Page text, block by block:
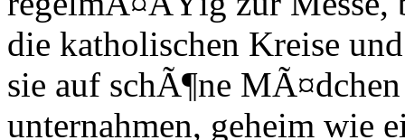
die katholischen Kreise
sie auf schÃ¶ne
unternahmen, geheim wie